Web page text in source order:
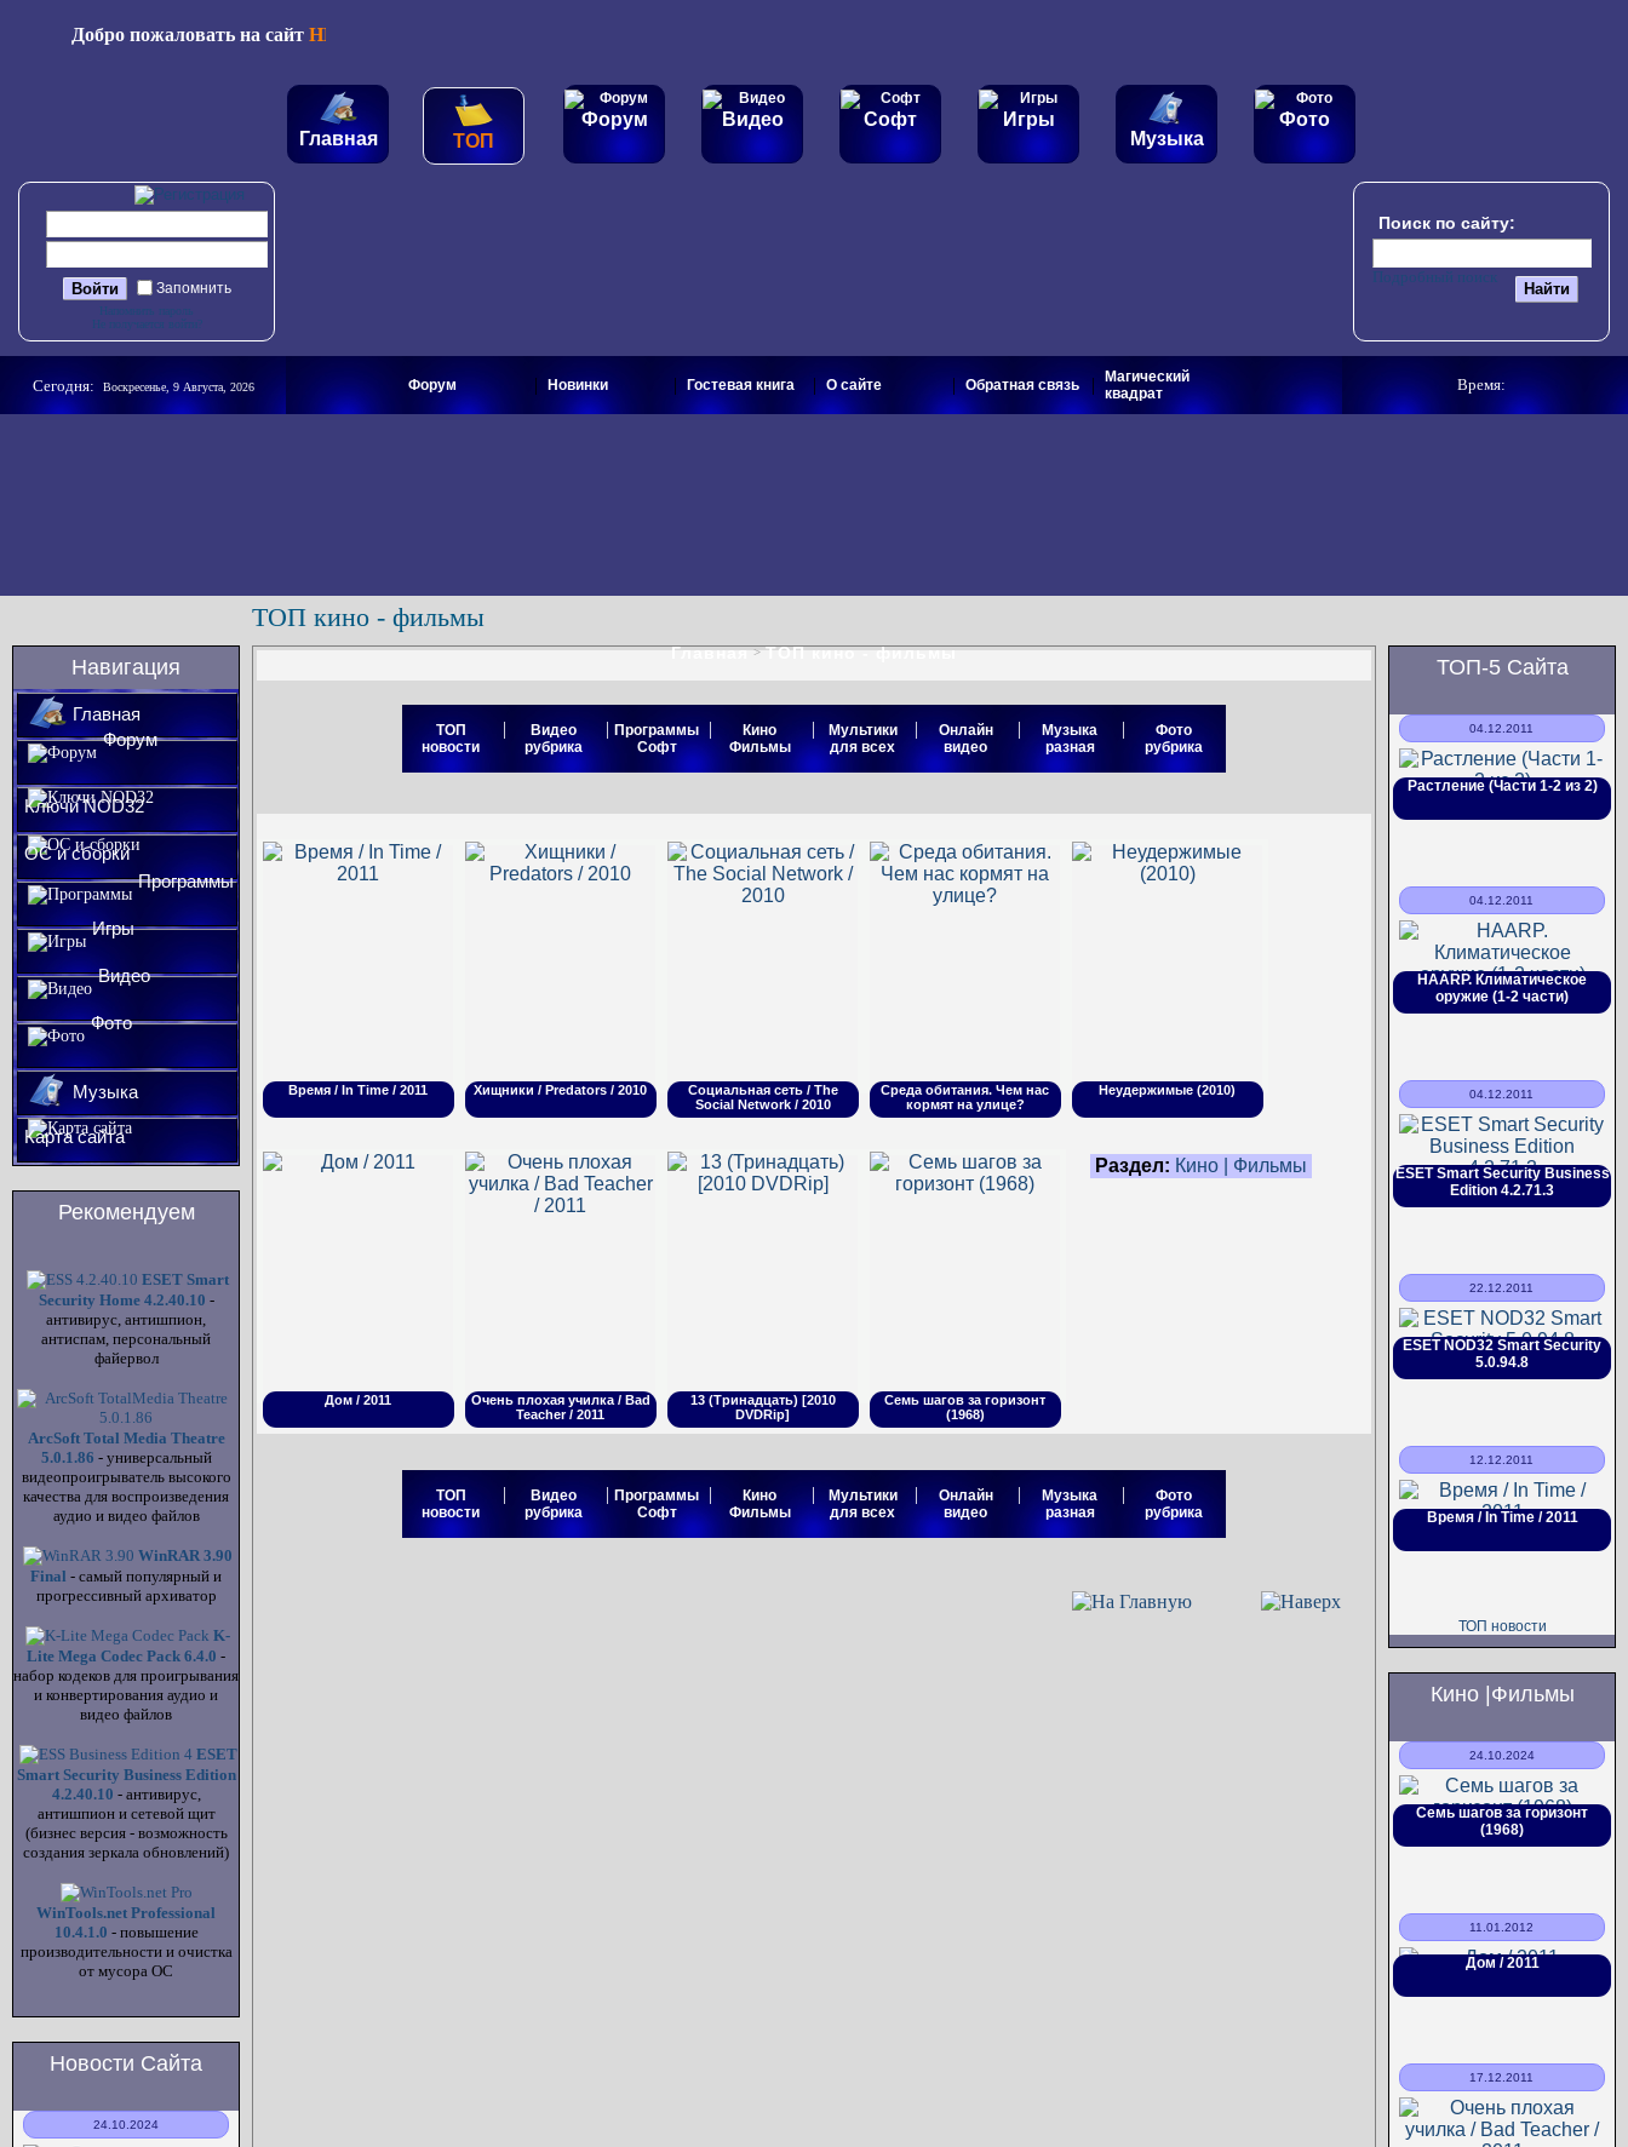
Добро пожаловать на сайтНЕВАЖНО.ру
Главная ТОП
Форум Видео Софт
Игры
Музыка
Фото
Запомнить
Напомнить пароль
Не получается войти?
Поиск по сайту:
Подробный поиск
Сегодня: Воскресенье, 9 Августа, 2026 Форум | Новинки | Гостевая книга | О сайте | Обратная связь |
Магический
квадрат
Время:
ТОП кино - фильмы
Навигация
Главная
Форум
Ключи NOD32
ОС и сборки
Программы
Игры
Видео
Фото
Музыка
Карта сайта
Рекомендуем
ESET Smart
Security Home 4.2.40.10 -
антивирус, антишпион,
антиспам, персональный
файервол
ArcSoft Total Media Theatre
5.0.1.86 - универсальный
видеопроигрыватель высокого
качества для воспроизведения
аудио и видео файлов
WinRAR 3.90
Final - самый популярный и
прогрессивный архиватор
K-
Lite Mega Codec Pack 6.4.0 -
набор кодеков для проигрывания
и конвертирования аудио и
видео файлов
ESET
Smart Security Business Edition
4.2.40.10 - антивирус,
антишпион и сетевой щит
(бизнес версия - возможность
создания зеркала обновлений)
WinTools.net Professional
10.4.1.0 - повышение
производительности и очистка
от мусора ОС
Новости Сайта
24.10.2024
Главная > ТОП кино - фильмы
ТОП
новости
|
Видео
рубрика
| Программы
Софт
|
Кино
Фильмы
|
Мультики
для всех
|
Онлайн
видео
|
Музыка
разная
|
Фото
рубрика
Время / In Time / 2011 Хищники / Predators / 2010
Социальная сеть / The
Social Network / 2010
Среда обитания. Чем нас
кормят на улице?
Неудержимые (2010)
Дом / 2011
Очень плохая училка / Bad
Teacher / 2011
13 (Тринадцать) [2010
DVDRip]
Семь шагов за горизонт
(1968)
Раздел: Кино | Фильмы
ТОП
новости
|
Видео
рубрика
| Программы
Софт
|
Кино
Фильмы
|
Мультики
для всех
|
Онлайн
видео
|
Музыка
разная
|
Фото
рубрика
ТОП-5 Сайта
04.12.2011
Растление (Части 1-2 из 2)
04.12.2011
HAARP. Климатическое
оружие (1-2 части)
04.12.2011
ESET Smart Security Business
Edition 4.2.71.3
22.12.2011
ESET NOD32 Smart Security
5.0.94.8
12.12.2011
Время / In Time / 2011
ТОП новости
Кино |фильмы
24.10.2024
Семь шагов за горизонт
(1968)
11.01.2012
Дом / 2011
17.12.2011